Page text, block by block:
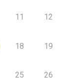
11 12
18 19
25 26